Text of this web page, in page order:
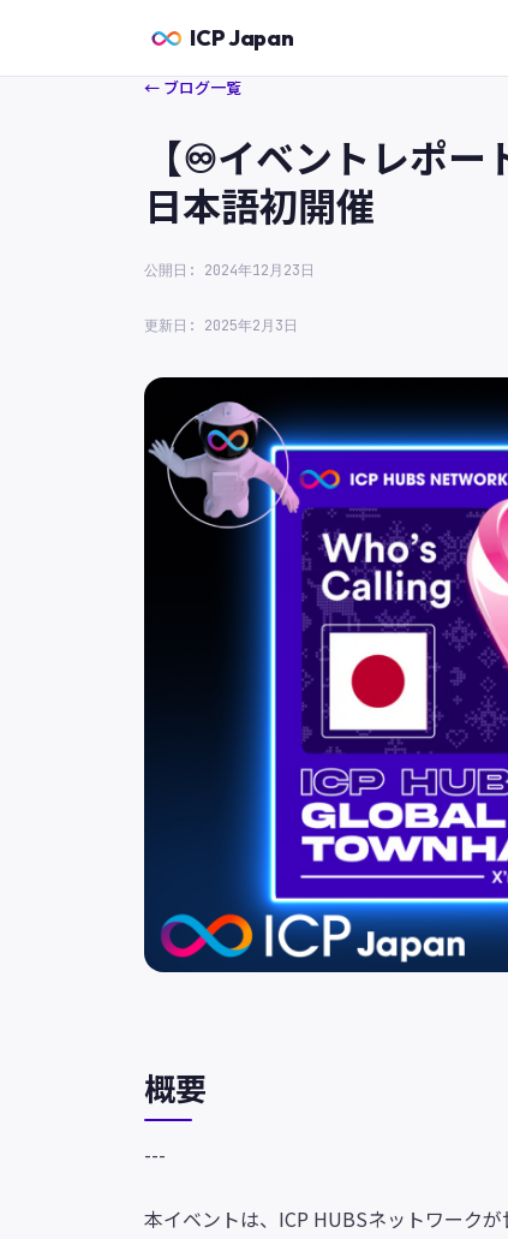
ICP Japan
← ブログ一覧
【♾️イベントレポ
日本語初開催
公開日: 2024年12月23日
更新日: 2025年2月3日
概要
---
本イベントは、ICP HUBSネットワーク